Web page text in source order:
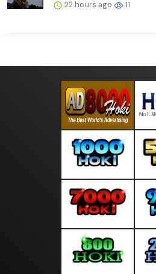
22 hours ago 11